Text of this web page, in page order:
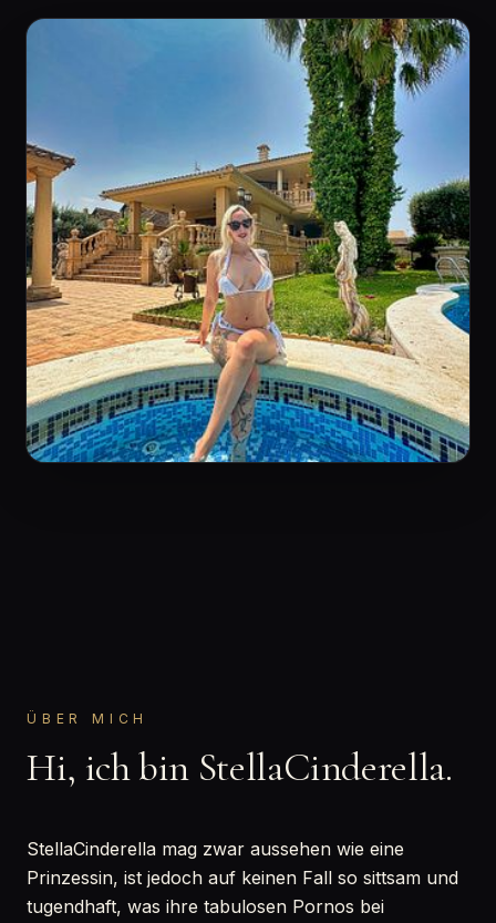
ÜBER MICH
Hi, ich bin StellaCinderella.
StellaCinderella mag zwar aussehen wie eine
Prinzessin, ist jedoch auf keinen Fall so sittsam und
tugendhaft, was ihre tabulosen Pornos bei